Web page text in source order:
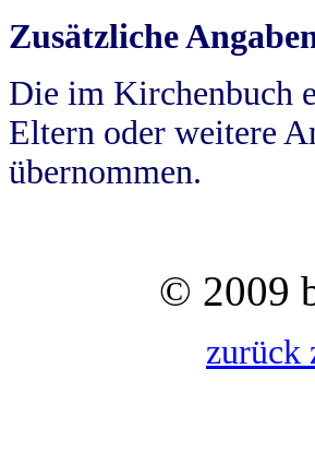
Zusätzliche
Die im Kirchenbuch
Eltern oder weitere
übernommen.
© 2009
zurück